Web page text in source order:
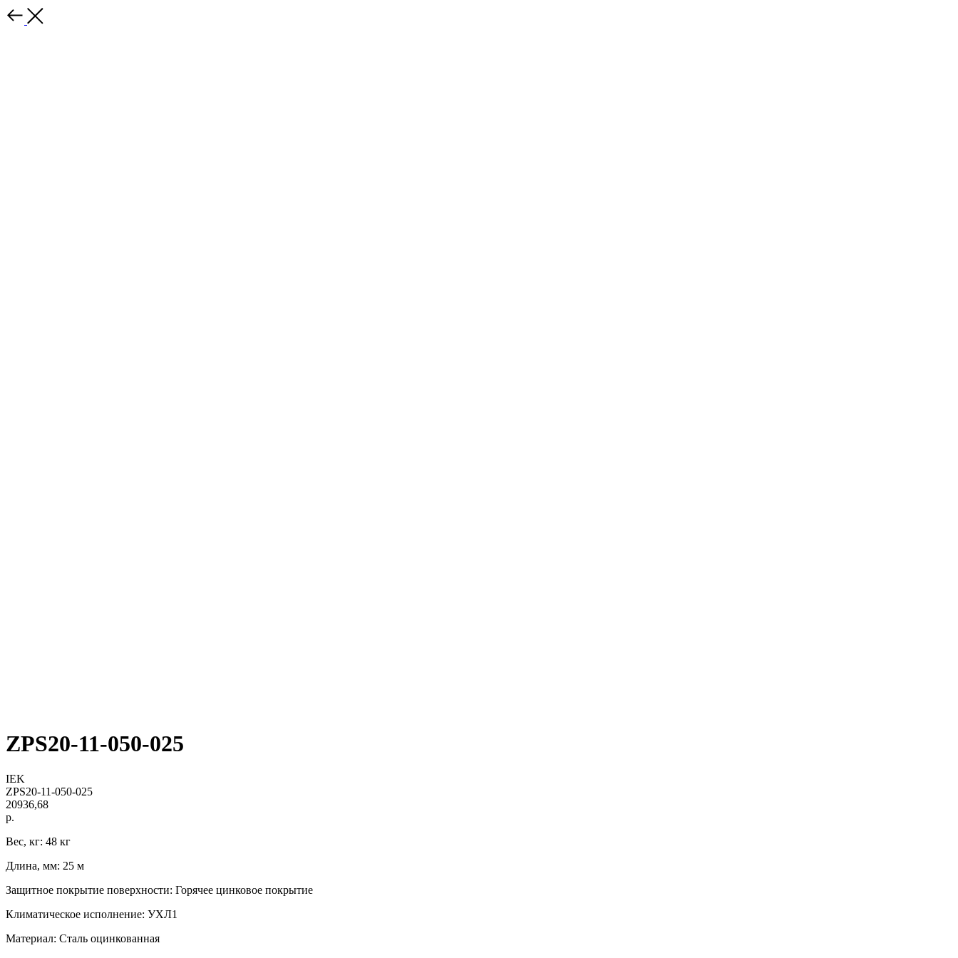
ZPS20-11-050-025
IEK
ZPS20-11-050-025
20936,68
р.
Вес, кг: 48 кг
Длина, мм: 25 м
Защитное покрытие поверхности: Горячее цинковое покрытие
Климатическое исполнение: УХЛ1
Материал: Сталь оцинкованная